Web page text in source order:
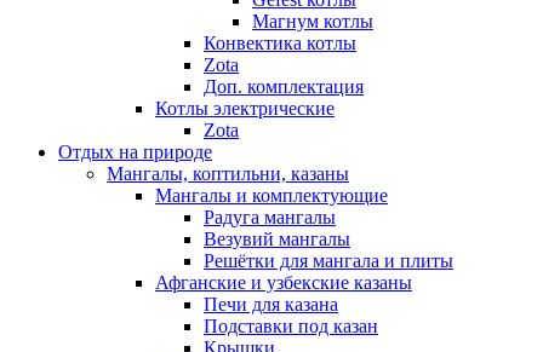
Магнум котлы
Конвектика котлы
Zota
Доп. комплектация
Котлы электрические
Zota
Отдых на природе
Мангалы, коптильни, казаны
Мангалы и комплектующие
Радуга мангалы
Везувий мангалы
Решётки для мангала и плиты
Афганские и узбекские казаны
Печи для казана
Подставки под казан
Крышки